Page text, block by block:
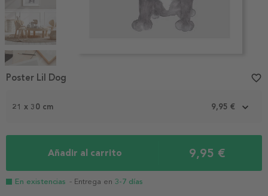
1
21 x 30 cm 9,95 €
Añadir al carrito 9,95 €
En existencias - Entrega en 3-7 días
Poster Lil Dog favorite_border